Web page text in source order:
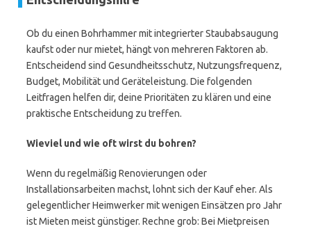
Ob du einen Bohrhammer mit integrierter Staubabsaugung
kaufst oder nur mietet, hängt von mehreren Faktoren ab.
Entscheidend sind Gesundheitsschutz, Nutzungsfrequenz,
Budget, Mobilität und Geräteleistung. Die folgenden
Leitfragen helfen dir, deine Prioritäten zu klären und eine
praktische Entscheidung zu treffen.
Wieviel und wie oft wirst du bohren?
Wenn du regelmäßig Renovierungen oder
Installationsarbeiten machst, lohnt sich der Kauf eher. Als
gelegentlicher Heimwerker mit wenigen Einsätzen pro Jahr
ist Mieten meist günstiger. Rechne grob: Bei Mietpreisen